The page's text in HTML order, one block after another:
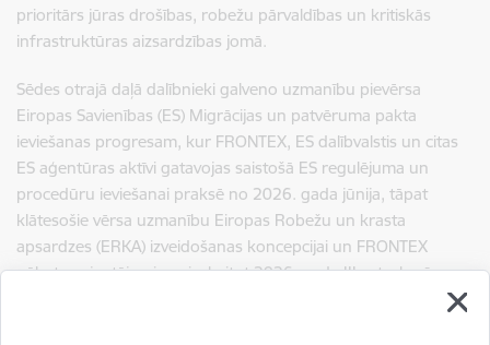
prioritārs jūras drošības, robežu pārvaldības un kritiskās
infrastruktūras aizsardzības jomā.
Sēdes otrajā daļā dalībnieki galveno uzmanību pievērsa
Eiropas Savienības (ES) Migrācijas un patvēruma pakta
ieviešanas progresam, kur FRONTEX, ES dalībvalstis un citas
ES aģentūras aktīvi gatavojas saistošā ES regulējuma un
procedūru ieviešanai praksē no 2026. gada jūnija, tāpat
klātesošie vērsa uzmanību Eiropas Robežu un krasta
apsardzes (ERKA) izveidošanas koncepcijai un FRONTEX
nākotnes jautājumiem, ieskaitot 2026. gada III ceturksnī